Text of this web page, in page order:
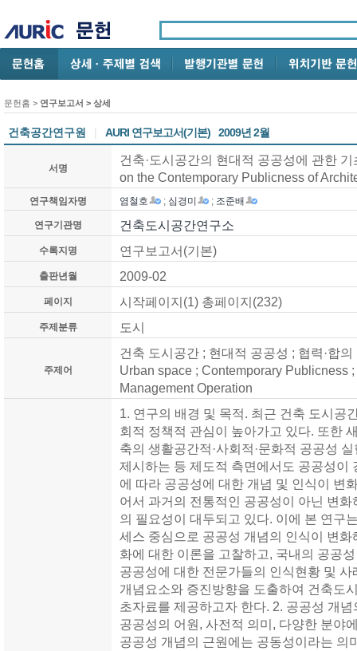
문헌홈 > 연구보고서 > 상세
건축공간연구원 | AURI 연구보고서(기본) 2009년 2월
서명
건축·도시공간의 현대적 공공성에 관한
on the Contemporary Publicness of
연구책임자명 염철호 ; 심경미 ; 조준배
연구기관명 건축도시공간연구소
수록지명 연구보고서(기본)
출판년월 2009-02
페이지 시작페이지(1) 총페이지(232)
주제분류 도시
주제어
건축 도시공간 ; 현대적 공공성 ; 협력·합
Urban space ; Contemporary Publicness
Management Operation
1. 연구의 배경 및 목적. 최근 건축 도시공
회적 정책적 관심이 높아가고 있다. 또한
축의 생활공간적·사회적·문화적 공공성
제시하는 등 제도적 측면에서도 공공성이
에 따라 공공성에 대한 개념 및 인식이 변
어서 과거의 전통적인 공공성이 아닌 변
의 필요성이 대두되고 있다. 이에 본 연구
세스 중심으로 공공성 개념의 인식이 변
화에 대한 이론을 고찰하고, 국내의 공공
공공성에 대한 전문가들의 인식현황 및
개념요소와 증진방향을 도출하여 건축도
초자료를 제공하고자 한다. 2. 공공성 개
공공성의 어원, 사전적 의미, 다양한 분야
공공성 개념의 근원에는 공동성이라는 의